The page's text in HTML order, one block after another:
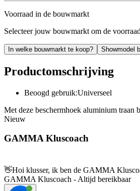
Voorraad in de bouwmarkt
Selecteer jouw bouwmarkt om de
In welke bouwmarkt te koop? Showmodel
Productomschrijving
Beoogd gebruik:Universeel
Met deze beschermhoek aluminium traan
Nieuw
GAMMA Kluscoach
👋Hoi klusser, ik ben de GAMMA
GAMMA Kluscoach - Altijd bereikbaar